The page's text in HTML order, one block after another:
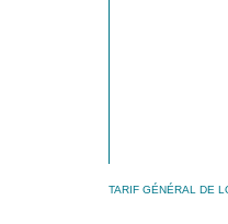
TARIF GÉNÉRAL DE